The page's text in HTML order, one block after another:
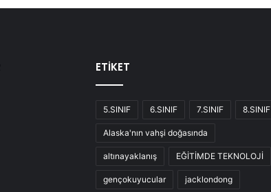
ETİKET
5.SINIF 6.SINIF 7.SINIF 8.SINIF
Alaska'nın vahşi doğasında
altınayaklanış EĞİTİMDE TEKNOLOJİ
gençokuyucular jacklondong